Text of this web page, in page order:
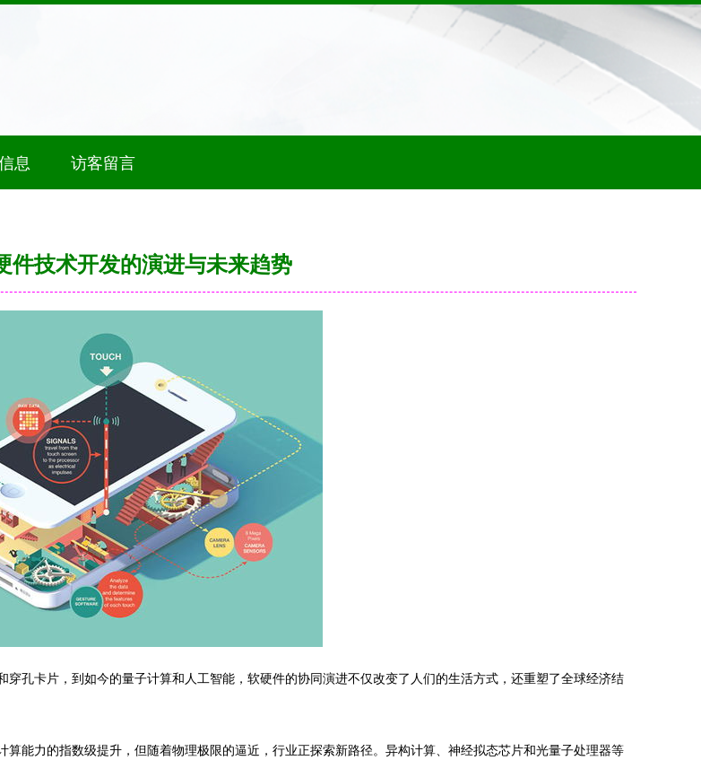
息 访客留言
件技术开发的演进与未来趋势
孔卡片，到如今的量子计算和人工智能，软硬件的协同演进不仅改变了人们的生活方式，还重塑了全球经济结
能力的指数级提升，但随着物理极限的逼近，行业正探索新路径。异构计算、神经拟态芯片和光量子处理器等